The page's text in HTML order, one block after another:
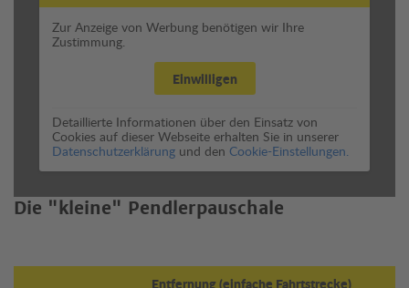
Zur Anzeige von Werbung benötigen wir Ihre
Zustimmung.
Einwilligen
Detaillierte Informationen über den Einsatz von
Cookies auf dieser Webseite erhalten Sie in unserer
Datenschutzerklärung und den Cookie-Einstellungen.
Die "kleine" Pendlerpauschale
Entfernung (einfache Fahrtstrecke)